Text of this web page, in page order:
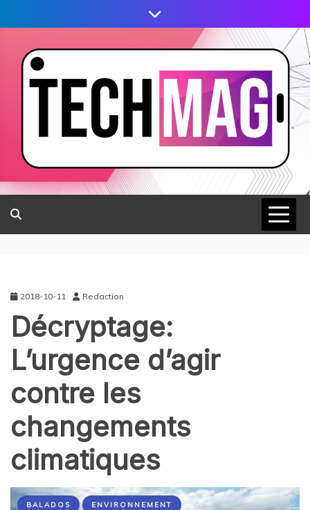
2018-10-11 Redaction
Décryptage:
L’urgence d’agir
contre les
changements
climatiques
BALADOS ENVIRONNEMENT